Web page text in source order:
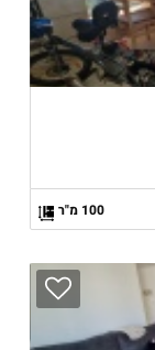
100 מ"ר